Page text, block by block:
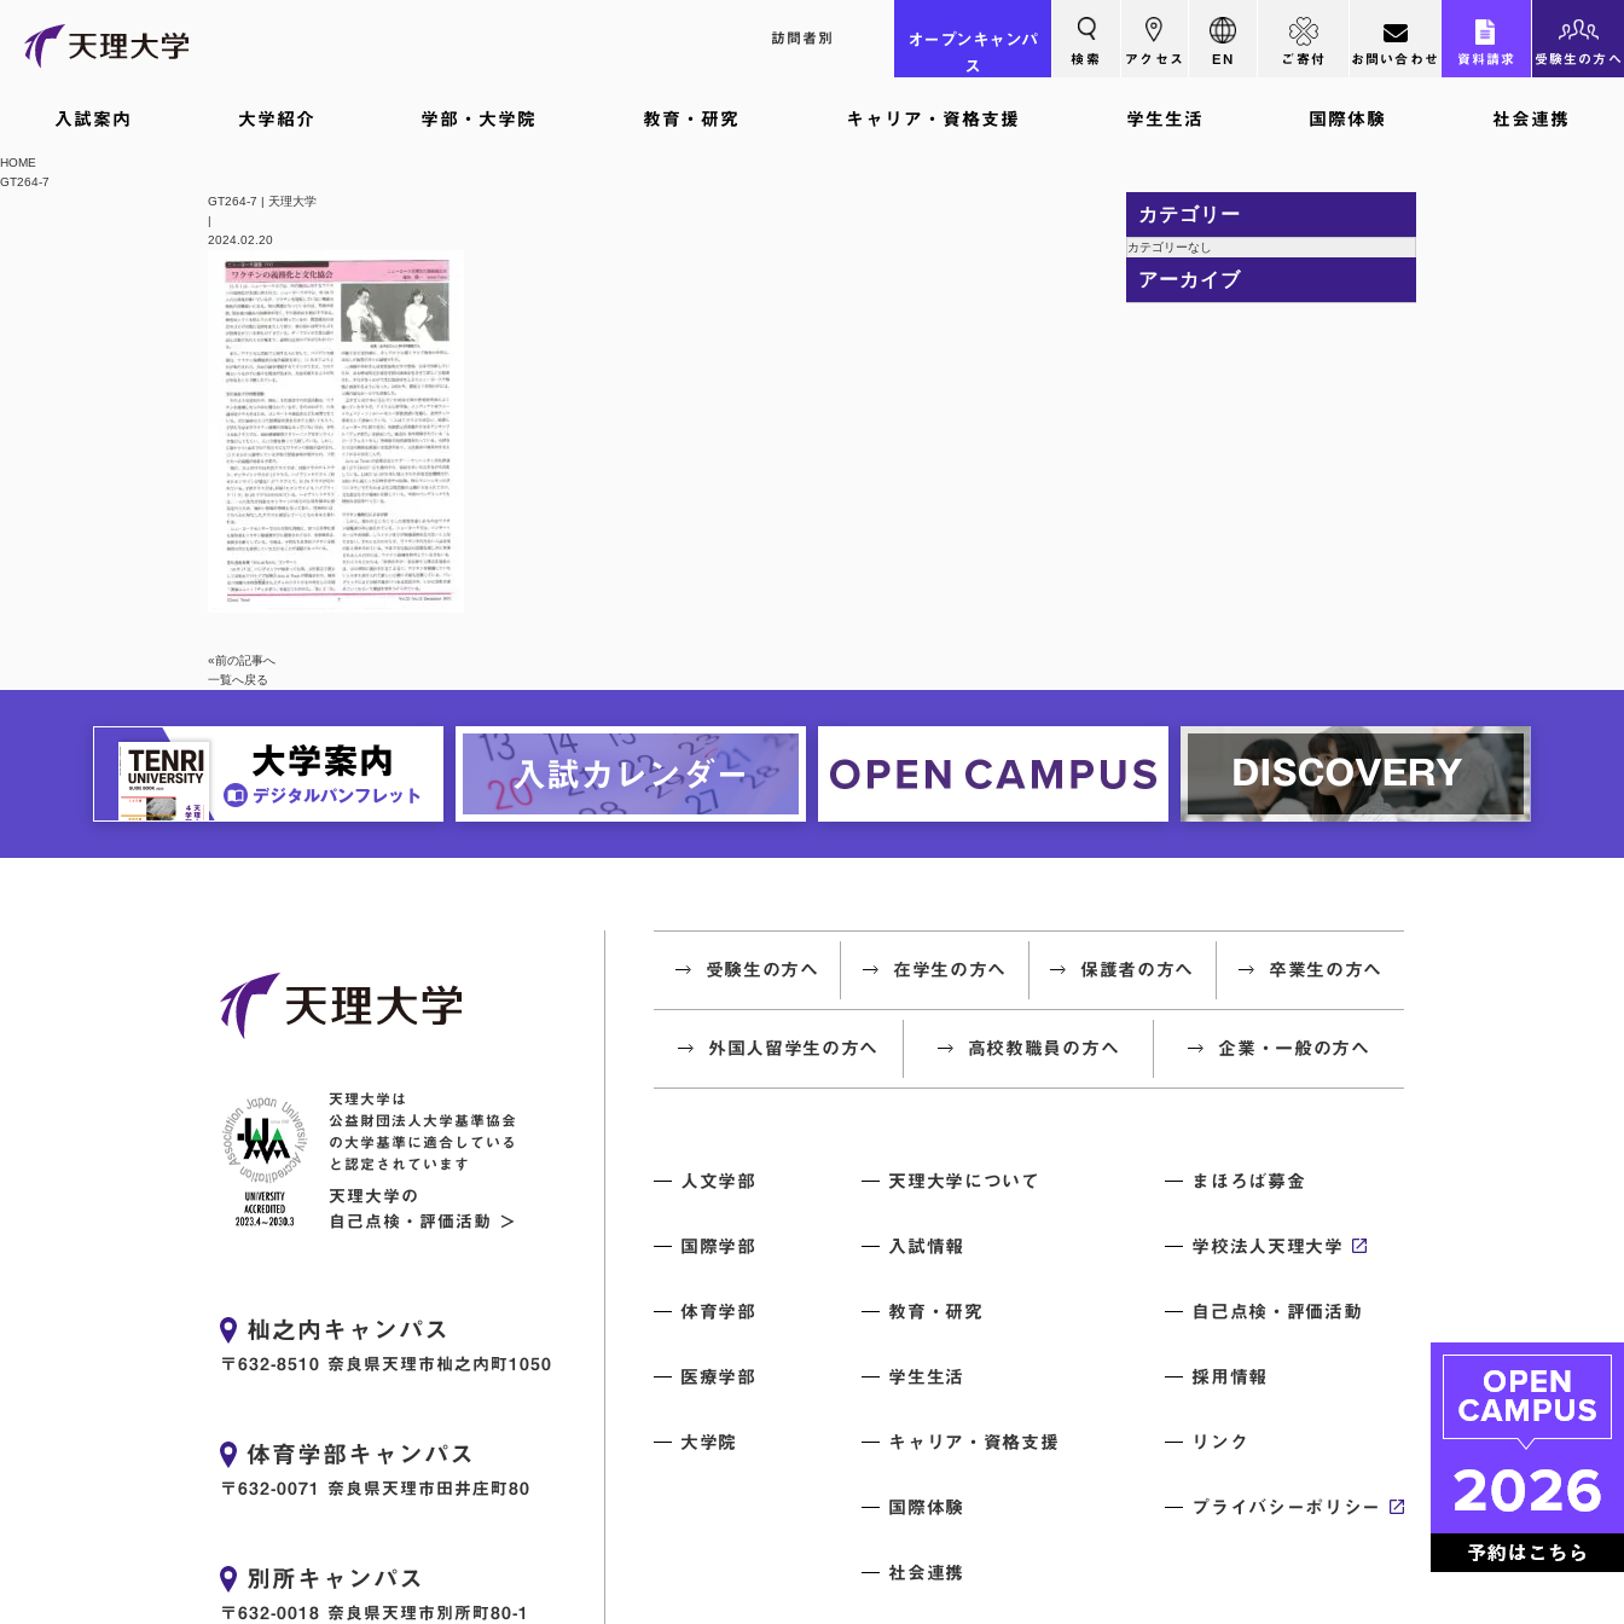
訪問者別 オープン キャンパ
ス
検索 アクセス EN ご寄付 お問い合わせ 資料請求 受験生の方へ
入試案内 大学紹介 学部・大学院 教育・研究 キャリア・資格支援 学生生活 国際体験 社会連携
HOME
GT264-7
GT264-7 | 天理大学
|
2024.02.20
«前の記事へ
一覧へ戻る
カテゴリー
カテゴリーなし
アーカイブ
天理大学は
公益財団法人大学基準協会
の大学基準に適合している
と認定されています
天理大学の
自己点検・評価活動 ＞
杣之内キャンパス
〒632-8510 奈良県天理市杣之内町1050
体育学部キャンパス
〒632-0071 奈良県天理市田井庄町80
別所キャンパス
〒632-0018 奈良県天理市別所町80-1
受験生の方へ 在学生の方へ 保護者の方へ 卒業生の方へ
外国人留学生の方へ 高校教職員の方へ 企業・一般の方へ
人文学部
国際学部
体育学部
医療学部
大学院
天理大学について
入試情報
教育・研究
学生生活
キャリア・資格支援
国際体験
社会連携
まほろば募金
学校法人天理大学
自己点検・評価活動
採用情報
リンク
プライバシーポリシー